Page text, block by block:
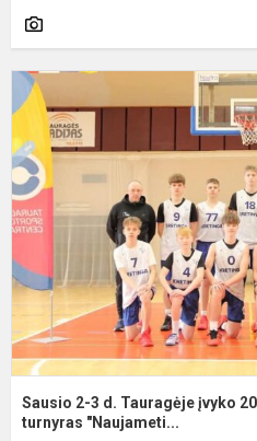
Sausio 2-3 d. Tauragėje įvyko
turnyras "Naujameti...